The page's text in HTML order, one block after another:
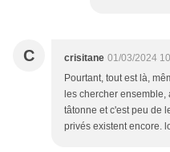
C crisitane 01/03/2024
Pourtant, tout est là,
les chercher
tâtonne et c'est peu de
privés existent encore.